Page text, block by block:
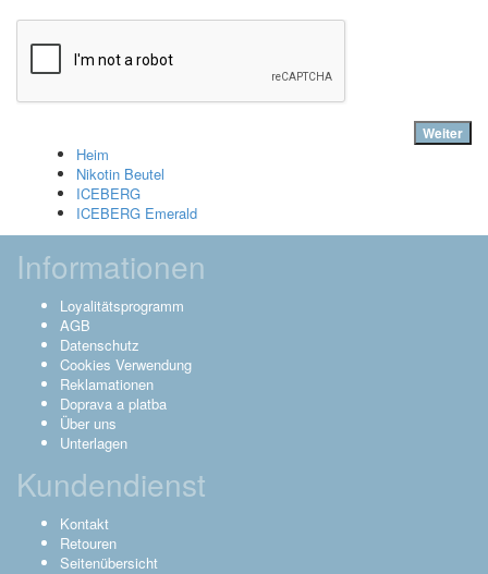
Weiter
Heim
Nikotin Beutel
ICEBERG
ICEBERG Emerald
Informationen
Loyalitätsprogramm
AGB
Datenschutz
Cookies Verwendung
Reklamationen
Doprava a platba
Über uns
Unterlagen
Kundendienst
Kontakt
Retouren
Seitenübersicht